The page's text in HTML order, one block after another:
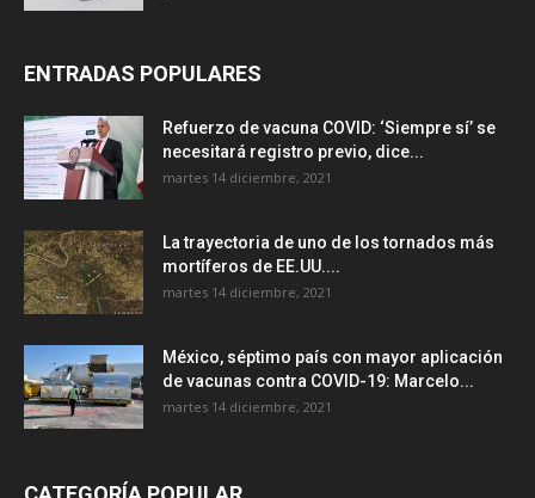
ENTRADAS POPULARES
Refuerzo de vacuna COVID: ‘Siempre sí’ se
necesitará registro previo, dice...
martes 14 diciembre, 2021
La trayectoria de uno de los tornados más
mortíferos de EE.UU....
martes 14 diciembre, 2021
México, séptimo país con mayor aplicación
de vacunas contra COVID-19: Marcelo...
martes 14 diciembre, 2021